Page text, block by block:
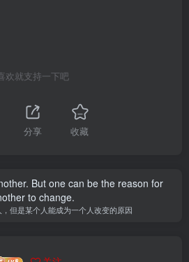
欢就支持一下吧
分享 收藏
But one can be the reason for
to change.
但是某个人能成为一个人改变的原因